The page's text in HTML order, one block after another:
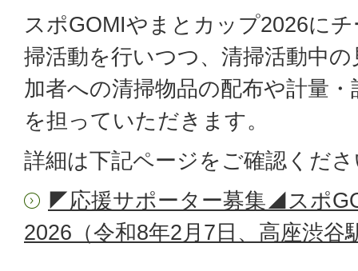
スポGOMIやまとカップ2026に
掃活動を行いつつ、清掃活動中
加者への清掃物品の配布や計量
を担っていただきます。
詳細は下記ページをご確認くだ
◤応援サポーター募集◢スポ
2026（令和8年2月7日、高座渋谷